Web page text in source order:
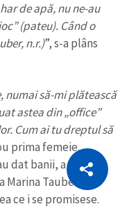
Copiază Link
de apă, nu ne-au
(pateu). Când o
n.r.)”, s-a plâns
numai să-mi plătească
astea din „office”
Cum ai tu dreptul să
prima femeie.
dat banii, a invocat
Tauber să-i
ce i se promisese.
articolul